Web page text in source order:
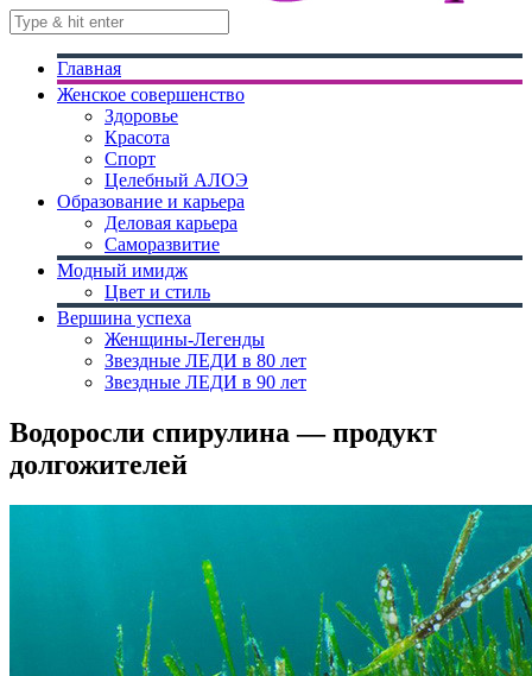
Главная
Женское совершенство
Здоровье
Красота
Спорт
Целебный АЛОЭ
Образование и карьера
Деловая карьера
Саморазвитие
Модный имидж
Цвет и стиль
Вершина успеха
Женщины-Легенды
Звездные ЛЕДИ в 80 лет
Звездные ЛЕДИ в 90 лет
Водоросли спирулина — продукт
долгожителей